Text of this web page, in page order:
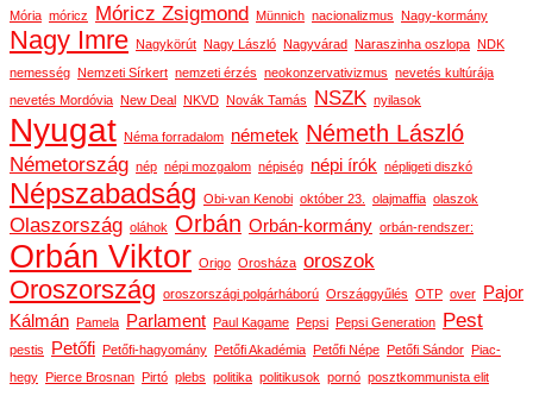
Mória móricz Móricz Zsigmond Münnich nacionalizmus Nagy-kormány
Nagy Imre Nagykörút Nagy László Nagyvárad Naraszinha oszlopa NDK
nemesség Nemzeti Sírkert nemzeti érzés neokonzervativizmus nevetés kultúrája
nevetés Mordóvia New Deal NKVD Novák Tamás NSZK nyilasok
Nyugat Néma forradalom németek Németh László
Németország nép népi mozgalom népiség népi írók népligeti diszkó
Népszabadság Obi-van Kenobi október 23. olajmaffia olaszok
Olaszország oláhok Orbán Orbán-kormány orbán-rendszer:
Orbán Viktor Origo Orosháza oroszok
Oroszország oroszországi polgárháború Országgyűlés OTP over
Pajor
Kálmán Pamela Parlament Paul Kagame Pepsi Pepsi Generation Pest
pestis Petőfi Petőfi-hagyomány Petőfi Akadémia Petőfi Népe Petőfi Sándor Piac-
hegy Pierce Brosnan Pirtó plebs politika politikusok pornó posztkommunista elit